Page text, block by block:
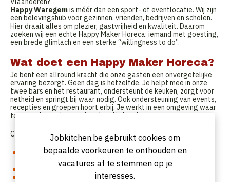
Happy Waregemis méér dan een sport- of eventlocatie. Wij zijn
een belevingshub voor gezinnen, vrienden, bedrijven en scholen.
Hier draait alles om plezier, gastvrijheid en kwaliteit. Daarom
zoeken wij een echte Happy Maker Horeca: iemand met goesting,
een brede glimlach en een sterke “willingness to do”.
Wat doet een Happy Maker Horeca?
Je bent een allround kracht die onze gasten een onvergetelijke
ervaring bezorgt. Geen dag is hetzelfde. Je helpt mee in onze
twee bars en het restaurant, ondersteunt de keuken, zorgt voor
netheid en springt bij waar nodig. Ook ondersteuning van events,
recepties en groepen hoort erbij. Je werkt in een omgeving waar
teamwork, service en sfeer hand in hand gaan.
Concreet betekent dat:
Bedienen in zaal en bar, met kennis van producten en een
vlotte babbel
Meehelpen in de keuken bij voorbereidingen en afwerking
Zorg voor netheid in alle ruimtes
Jobkitchen.be gebruikt cookies om
bepaalde voorkeuren te onthouden en
vacatures af te stemmen op je
interesses.